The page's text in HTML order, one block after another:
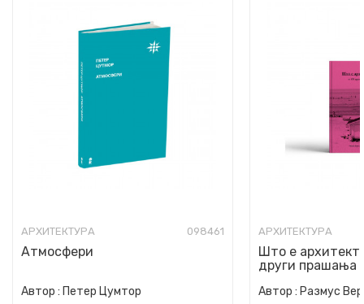
АРХИТЕКТУРА 098461
Атмосфери
Автор : Петер Цумтор
АРХИТЕКТУРА
Што е
други прашања
Автор : Размус